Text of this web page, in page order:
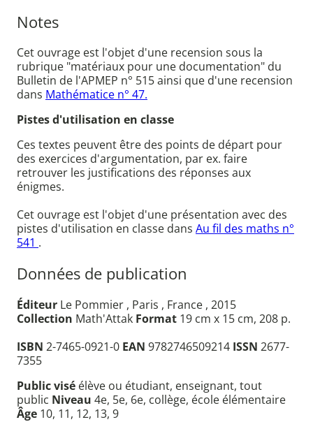
Notes
Cet ouvrage est l'objet d'une recension sous la
rubrique "matériaux pour une documentation" du
Bulletin de l'APMEP n° 515 ainsi que d'une recension
dans Mathématice n° 47.
Pistes d'utilisation en classe
Ces textes peuvent être des points de départ pour
des exercices d'argumentation, par ex. faire
retrouver les justifications des réponses aux
énigmes.
Cet ouvrage est l'objet d'une présentation avec des
pistes d'utilisation en classe dans Au fil des maths n°
541 .
Données de publication
Éditeur Le Pommier , Paris , France , 2015
Collection Math'Attak Format 19 cm x 15 cm, 208 p.
ISBN 2-7465-0921-0 EAN 9782746509214 ISSN 2677-
7355
Public visé élève ou étudiant, enseignant, tout
public Niveau 4e, 5e, 6e, collège, école élémentaire
Âge 10, 11, 12, 13, 9